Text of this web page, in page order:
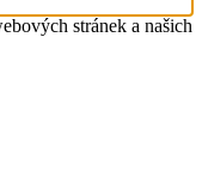
stránek a našich